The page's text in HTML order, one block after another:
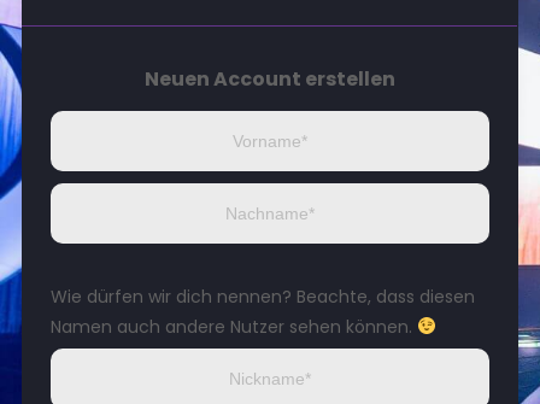
Neuen Account erstellen
Wie dürfen wir dich nennen? Beachte, dass diesen
Namen auch andere Nutzer sehen können.